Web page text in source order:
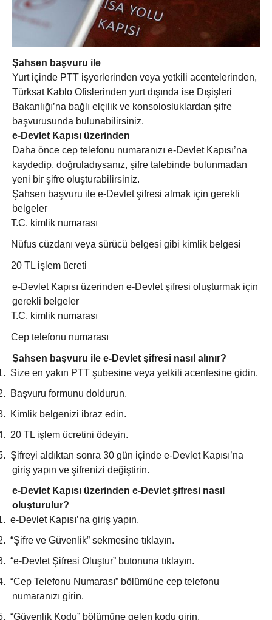
Şahsen başvuru ile
Yurt içinde PTT işyerlerinden veya yetkili acentelerinden,
Türksat Kablo Ofislerinden yurt dışında ise Dışişleri
Bakanlığı’na bağlı elçilik ve konsolosluklardan şifre
başvurusunda bulunabilirsiniz.
e-Devlet Kapısı üzerinden
Daha önce cep telefonu numaranızı e-Devlet Kapısı’na
kaydedip, doğruladıysanız, şifre talebinde bulunmadan
yeni bir şifre oluşturabilirsiniz.
Şahsen başvuru ile e-Devlet şifresi almak için gerekli
belgeler
T.C. kimlik numarası
Nüfus cüzdanı veya sürücü belgesi gibi kimlik belgesi
20 TL işlem ücreti
e-Devlet Kapısı üzerinden e-Devlet şifresi oluşturmak için
gerekli belgeler
T.C. kimlik numarası
Cep telefonu numarası
Şahsen başvuru ile e-Devlet şifresi nasıl alınır?
Size en yakın PTT şubesine veya yetkili acentesine gidin.
Başvuru formunu doldurun.
Kimlik belgenizi ibraz edin.
20 TL işlem ücretini ödeyin.
Şifreyi aldıktan sonra 30 gün içinde e-Devlet Kapısı’na
giriş yapın ve şifrenizi değiştirin.
e-Devlet Kapısı üzerinden e-Devlet şifresi nasıl
oluşturulur?
e-Devlet Kapısı’na giriş yapın.
“Şifre ve Güvenlik” sekmesine tıklayın.
“e-Devlet Şifresi Oluştur” butonuna tıklayın.
“Cep Telefonu Numarası” bölümüne cep telefonu
numaranızı girin.
“Güvenlik Kodu” bölümüne gelen kodu girin.